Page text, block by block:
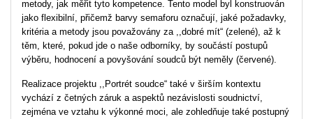
metody, jak měřit tyto kompetence. Tento model byl konstruován
jako flexibilní, přičemž barvy semaforu označují, jaké požadavky,
kritéria a metody jsou považovány za ,,dobré mít“ (zelené), až k
těm, které, pokud jde o naše odborníky, by součástí postupů
výběru, hodnocení a povyšování soudců být neměly (červené).
Realizace projektu ,,Portrét soudce“ také v širším kontextu
vychází z četných záruk a aspektů nezávislosti soudnictví,
zejména ve vztahu k výkonné moci, ale zohledňuje také postupný